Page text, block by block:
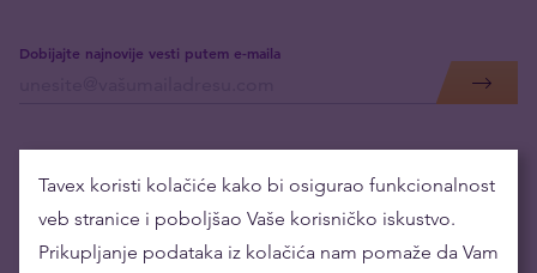
Dobijajte najnovije vesti putem e-maila
Tavex koristi kolačiće kako bi osigurao funkcionalnost
veb stranice i poboljšao Vaše korisničko iskustvo.
Prikupljanje podataka iz kolačića nam pomaže da Vam